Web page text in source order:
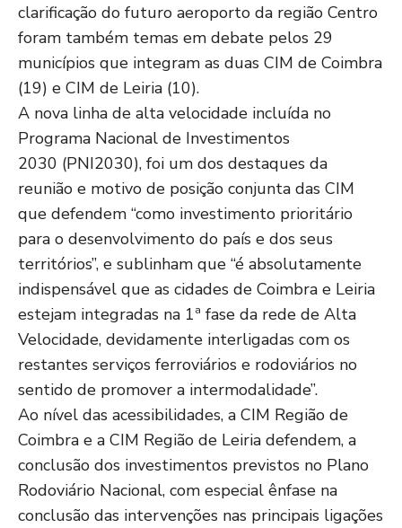
clarificação do futuro aeroporto da região Centro
foram também temas em debate pelos 29
municípios que integram as duas CIM de Coimbra
(19) e CIM de Leiria (10).
A nova linha de alta velocidade incluída no
Programa Nacional de Investimentos
2030 (PNI2030), foi um dos destaques da
reunião e motivo de posição conjunta das CIM
que defendem “como investimento prioritário
para o desenvolvimento do país e dos seus
territórios”, e sublinham que “é absolutamente
indispensável que as cidades de Coimbra e Leiria
estejam integradas na 1ª fase da rede de Alta
Velocidade, devidamente interligadas com os
restantes serviços ferroviários e rodoviários no
sentido de promover a intermodalidade”.
Ao nível das acessibilidades, a CIM Região de
Coimbra e a CIM Região de Leiria defendem, a
conclusão dos investimentos previstos no Plano
Rodoviário Nacional, com especial ênfase na
conclusão das intervenções nas principais ligações